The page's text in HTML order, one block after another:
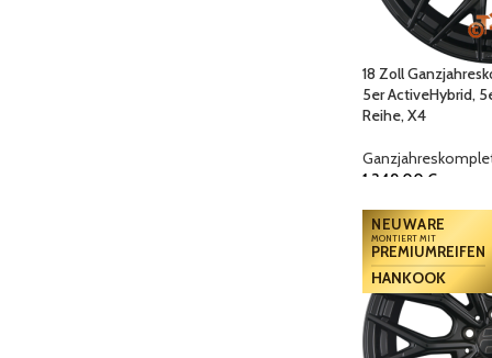
18 Zoll
5er ActiveHybrid,
Reihe, X4
1.349,00 €
NEUWARE
MONTIERT MIT
PREMIUMREIFEN
HANKOOK